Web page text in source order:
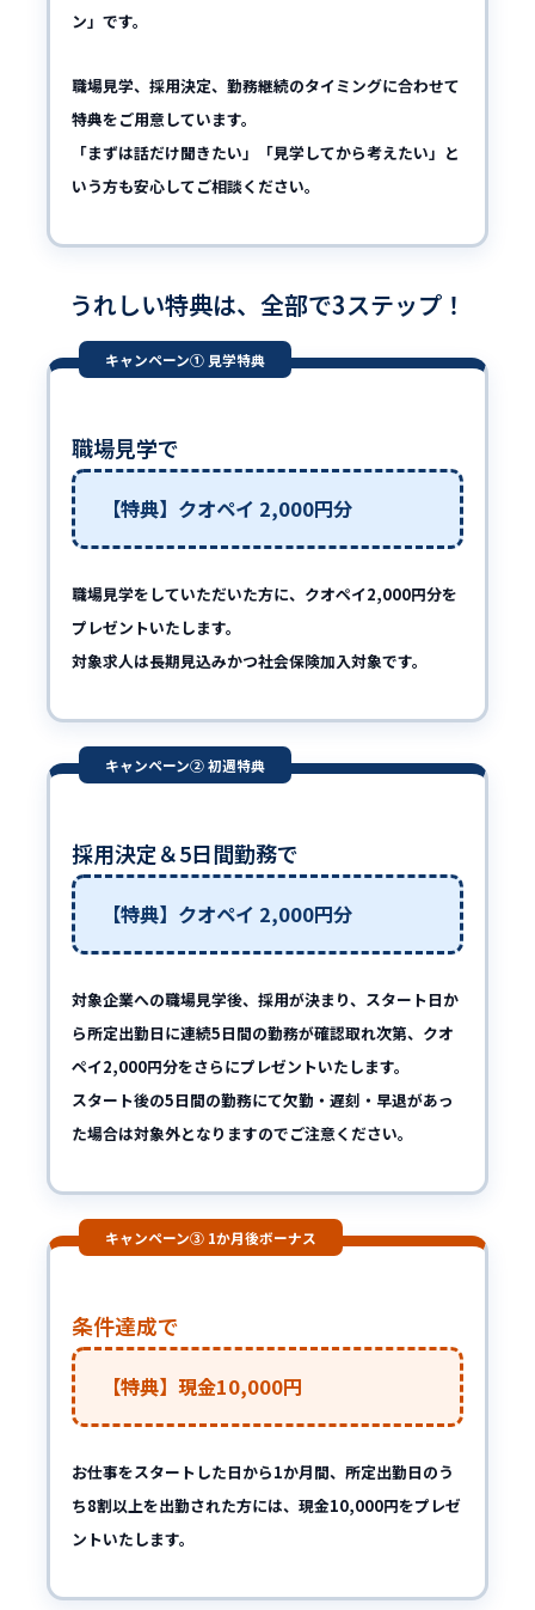
ン」です。
職場見学、採用決定、勤務継続のタイミングに合わせて
特典をご用意しています。
「まずは話だけ聞きたい」「見学してから考えたい」と
いう方も安心してご相談ください。
うれしい特典は、全部で3ステップ！
キャンペーン① 見学特典
職場見学で
【特典】クオペイ 2,000円分
職場見学をしていただいた方に、クオペイ2,000円分を
プレゼントいたします。
対象求人は長期見込みかつ社会保険加入対象です。
キャンペーン② 初週特典
採用決定＆5日間勤務で
【特典】クオペイ 2,000円分
対象企業への職場見学後、採用が決まり、スタート日か
ら所定出勤日に連続5日間の勤務が確認取れ次第、クオ
ペイ2,000円分をさらにプレゼントいたします。
スタート後の5日間の勤務にて欠勤・遅刻・早退があっ
た場合は対象外となりますのでご注意ください。
キャンペーン③ 1か月後ボーナス
条件達成で
【特典】現金10,000円
お仕事をスタートした日から1か月間、所定出勤日のう
ち8割以上を出勤された方には、現金10,000円をプレゼ
ントいたします。